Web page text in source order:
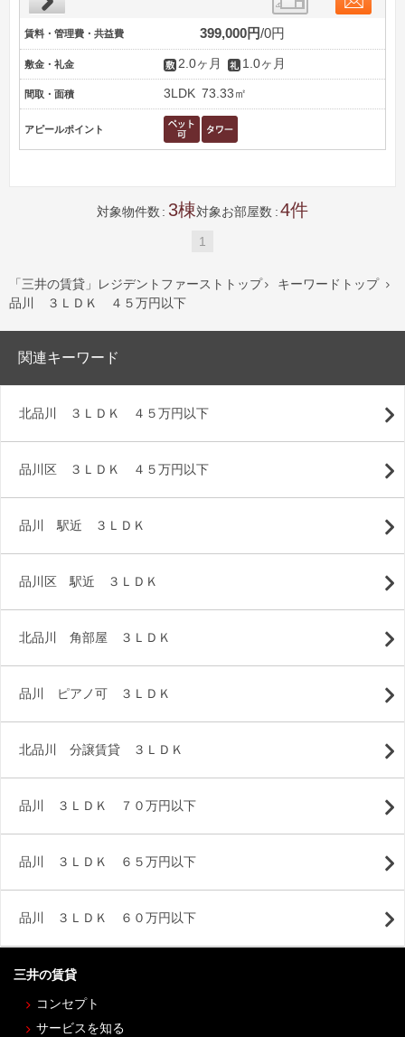
賃料・管理費・共益費 399,000円 0円
敷金・礼金 2.0ヶ月 1.0ヶ月
間取・面積 3LDK 73.33㎡
アピールポイント
対象物件数 3 対象お部屋数 4
1
「三井の賃貸」レジデントファーストトップ  キーワードトップ 
品川 ３ＬＤＫ ４５万円以下
関連キーワード
北品川 ３ＬＤＫ ４５万円以下
品川区 ３ＬＤＫ ４５万円以下
品川 駅近 ３ＬＤＫ
品川区 駅近 ３ＬＤＫ
北品川 角部屋 ３ＬＤＫ
品川 ピアノ可 ３ＬＤＫ
北品川 分譲賃貸 ３ＬＤＫ
品川 ３ＬＤＫ ７０万円以下
品川 ３ＬＤＫ ６５万円以下
品川 ３ＬＤＫ ６０万円以下
三井の賃貸
コンセプト
サービスを知る